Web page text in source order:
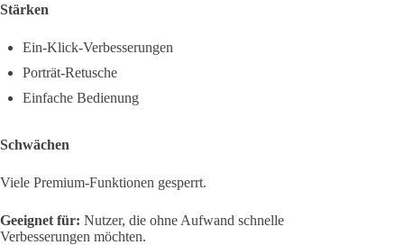
Stärken
Ein-Klick-Verbesserungen
Porträt-Retusche
Einfache Bedienung
Schwächen
Viele Premium-Funktionen gesperrt.
Geeignet für: Nutzer, die ohne Aufwand schnelle
Verbesserungen möchten.